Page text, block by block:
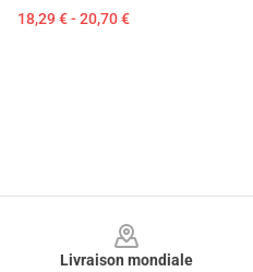
18,29 € - 20,70 €
Livraison mondiale